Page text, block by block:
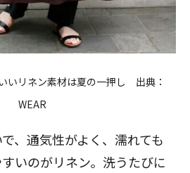
いリネン素材は夏の一押し 出典：
WEAR
、通気性がよく、濡れても
いのがリネン。洗うたびに